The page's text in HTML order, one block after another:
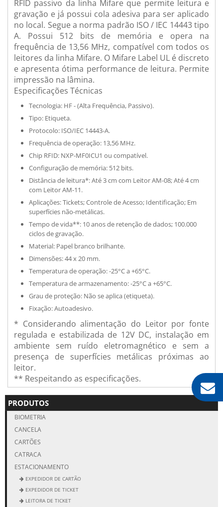
RFID passivo da linha Mifare que permite leitura e
gravação e já possui cola adesiva para ser aplicado
no local. Segue a norma padrão ISO / IEC 14443 tipo
A. Possui 512 bits de memória e opera na
frequência de 13,56 MHz, compatível com todos os
leitores da linha Mifare. O Mifare Label UL é discreto
e apresenta ótima performance de leitura. Permite
impressão na lâmina.
Especificações Técnicas
Tecnologia: HF - (Alta Frequência, Passivo).
Tipo: Etiqueta.
Protocolo: ISO/IEC 14443-A.
Frequência de operação: 13,56 MHz.
Chip RFID: NXP-MF0ICU1 ou compatível.
Configuração de memória: 512 bits.
Distância de leitura*: Até 3 cm com Leitor AM-08; Até 4 cm
com Leitor AM-11.
Aplicações: Tickets; Controle de Acesso; Identificação; Em
superfícies não-metálicas.
Tempo de vida**: 10 anos de retenção de dados; 100.000
ciclos de gravação.
Material: Papel branco brilhante.
Dimensões: 44 x 20 mm.
Temperatura de operação: -25°C a +65°C.
Temperatura de armazenamento: -25°C a +65°C.
Grau de proteção: Não se aplica (etiqueta).
Fixação: Autoadesivo.
* Considerando alimentação do Leitor por fonte
regulada e estabilizada de 12V DC, instalação em
ambiente sem ruído eletromagnético e sem a
presença de superfícies metálicas próximas ao
leitor.
** Respeitando as especificações.
PRODUTOS
BIOMETRIA
CANCELA
CARTÕES
CATRACA
ESTACIONAMENTO
EXPEDIDOR DE CARTÃO
EXPEDIDOR DE TICKET
LEITORA DE TICKET